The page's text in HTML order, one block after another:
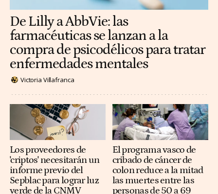
De Lilly a AbbVie: las
farmacéuticas se lanzan a la
compra de psicodélicos para tratar
enfermedades mentales
Victoria Villafranca
Los proveedores de
'criptos' necesitarán un
informe previo del
Sepblac para lograr luz
verde de la CNMV
El programa vasco de
cribado de cáncer de
colon reduce a la mitad
las muertes entre las
personas de 50 a 69